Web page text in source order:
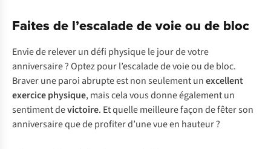
Faites de l’escalade de voie ou de bloc
Envie de relever un défi physique le jour de votre
anniversaire ? Optez pour l’escalade de voie ou de bloc.
Braver une paroi abrupte est non seulement unexcellent
exercice physique, mais cela vous donne également un
sentiment devictoire. Et quelle meilleure façon de fêter son
anniversaire que de profiter d’une vue en hauteur ?